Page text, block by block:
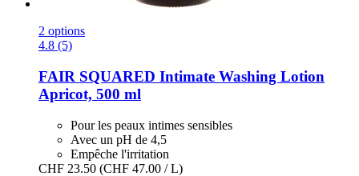
2 options
4.8 (5)
FAIR SQUARED Intimate Washing Lotion
Apricot, 500 ml
Pour les peaux intimes sensibles
Avec un pH de 4,5
Empêche l'irritation
CHF 23.50 (CHF 47.00 / L)